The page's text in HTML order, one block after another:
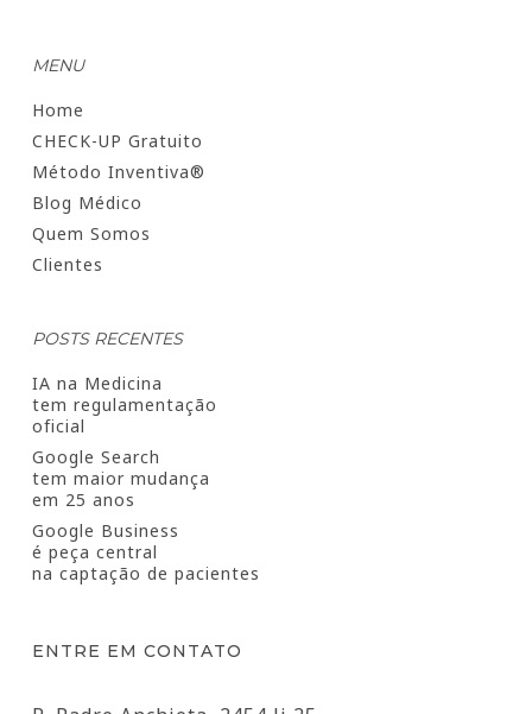
MENU
Home
CHECK-UP Gratuito
Método Inventiva®
Blog Médico
Quem Somos
Clientes
POSTS RECENTES
IA na Medicina
tem regulamentação
oficial
Google Search
tem maior mudança
em 25 anos
Google Business
é peça central
na captação de pacientes
ENTRE EM CONTATO